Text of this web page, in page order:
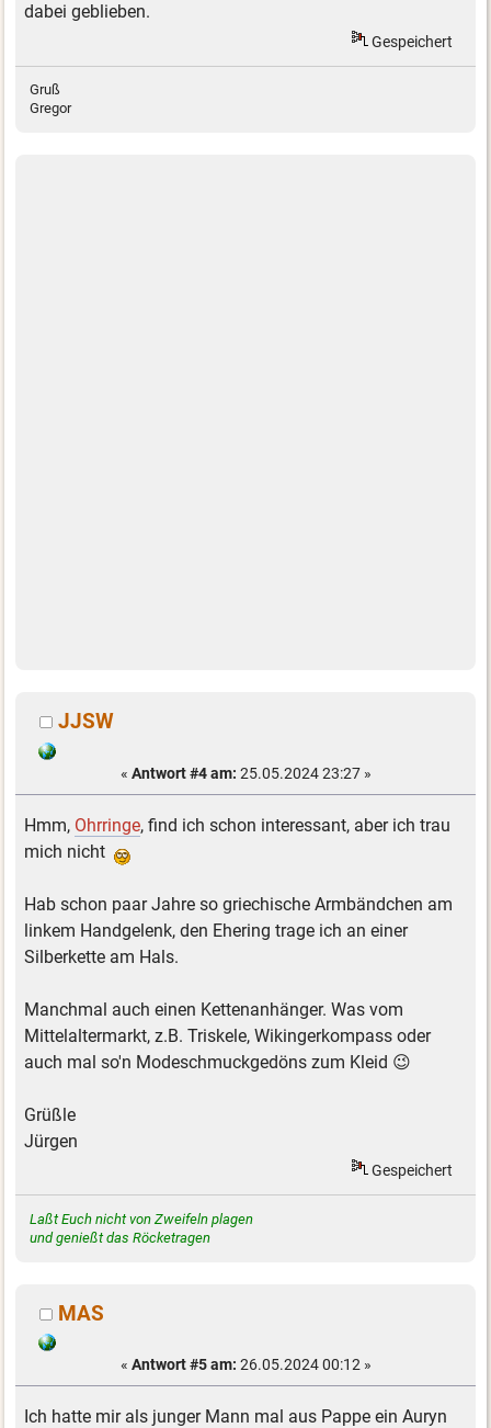
dabei geblieben.
Gespeichert
Gruß
Gregor
JJSW
« Antwort #4 am: 25.05.2024 23:27 »
Hmm, Ohrringe, find ich schon interessant, aber ich trau
mich nicht
Hab schon paar Jahre so griechische Armbändchen am
linkem Handgelenk, den Ehering trage ich an einer
Silberkette am Hals.
Manchmal auch einen Kettenanhänger. Was vom
Mittelaltermarkt, z.B. Triskele, Wikingerkompass oder
auch mal so'n Modeschmuckgedöns zum Kleid 😉
Grüßle
Jürgen
Gespeichert
Laßt Euch nicht von Zweifeln plagen
und genießt das Röcketragen
MAS
« Antwort #5 am: 26.05.2024 00:12 »
Ich hatte mir als junger Mann mal aus Pappe ein Auryn